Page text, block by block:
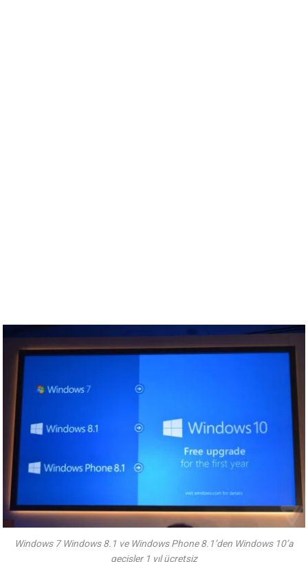
Windows 7 Windows 8.1 ve Windows Phone 8.1’den Windows 10’a
geçişler 1 yıl ücretsiz